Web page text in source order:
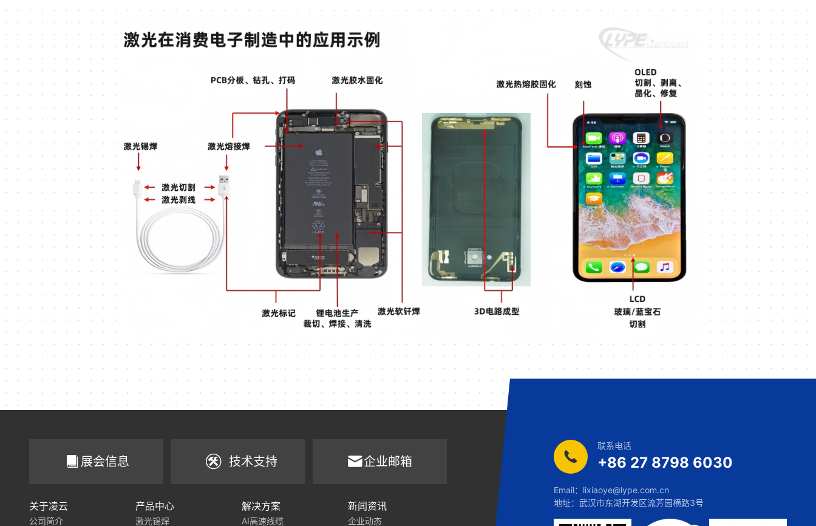
展会信息 技术支持 企业邮箱
关于凌云
公司简介
产品中心
激光锡焊
解决方案
AI高速线缆
新闻资讯
企业动态
联系电话
+86 27 8798 6030
Email： lixiaoye@lype.com.cn
地址：武汉市东湖开发区流芳园横路3号